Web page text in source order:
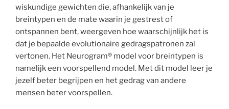
wiskundige gewichten die, afhankelijk van je
breintypen en de mate waarin je gestrest of
ontspannen bent, weergeven hoe waarschijnlijk het is
dat je bepaalde evolutionaire gedragspatronen zal
vertonen. Het Neurogram® model voor breintypen is
namelijk een voorspellend model. Met dit model leer je
jezelf beter begrijpen en het gedrag van andere
mensen beter voorspellen.